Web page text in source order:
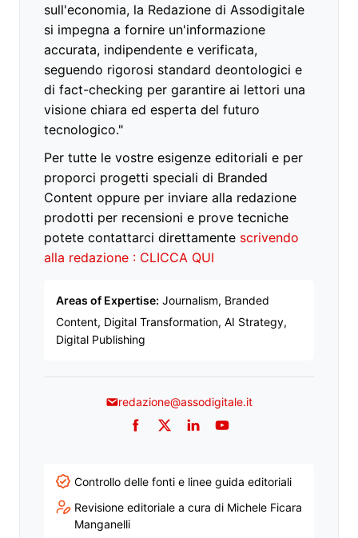
sull'economia, la Redazione di Assodigitale
si impegna a fornire un'informazione
accurata, indipendente e verificata,
seguendo rigorosi standard deontologici e
di fact-checking per garantire ai lettori una
visione chiara ed esperta del futuro
tecnologico."
Per tutte le vostre esigenze editoriali e per
proporci progetti speciali di Branded
Content oppure per inviare alla redazione
prodotti per recensioni e prove tecniche
potete contattarci direttamente scrivendo
alla redazione : CLICCA QUI
Areas of Expertise: Journalism, Branded
Content, Digital Transformation, AI Strategy,
Digital Publishing
redazione@assodigitale.it
Facebook
TwitterLinkedInYouTube
Controllo delle fonti e linee guida editoriali
Revisione editoriale a cura di Michele Ficara
Manganelli